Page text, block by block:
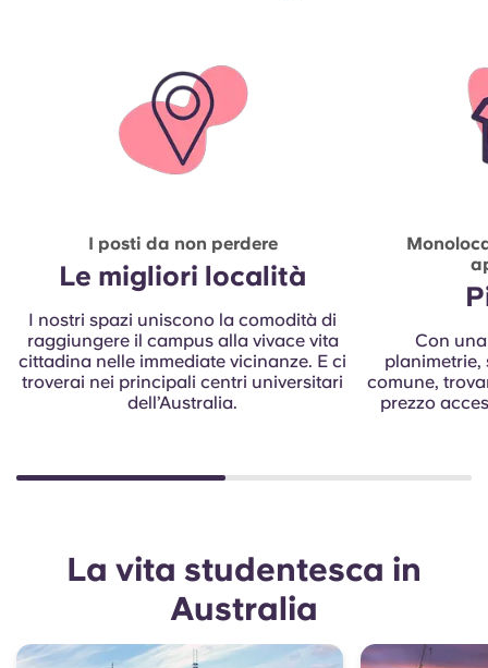
I posti da non perdere
Le migliori località
I nostri spazi uniscono la comodità di
raggiungere il campus alla vivace vita
cittadina nelle immediate vicinanze. E ci
troverai nei principali centri universitari
dell’Australia.
Con
planimetrie,
comune,
prezzo
La vita studentesca in
Australia